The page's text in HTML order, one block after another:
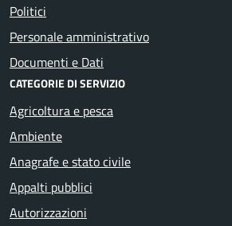
Politici
Personale amministrativo
Documenti e Dati
CATEGORIE DI SERVIZIO
Agricoltura e pesca
Ambiente
Anagrafe e stato civile
Appalti pubblici
Autorizzazioni